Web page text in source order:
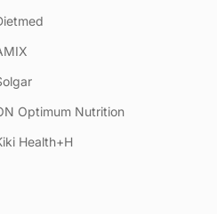
Optimum Nutrition
Health+H